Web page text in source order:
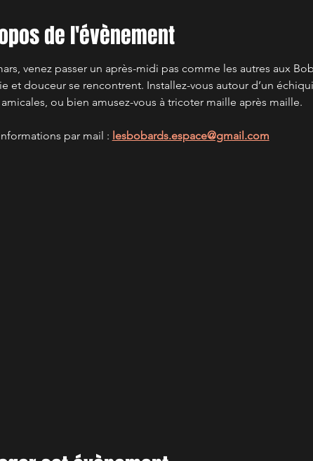
de l'évènement
venez passer un après-midi pas comme les autres aux
et douceur se rencontrent. Installez-vous autour d’un
ou bien amusez-vous à tricoter maille après maille.
par mail : lesbobards.espace@gmail.com